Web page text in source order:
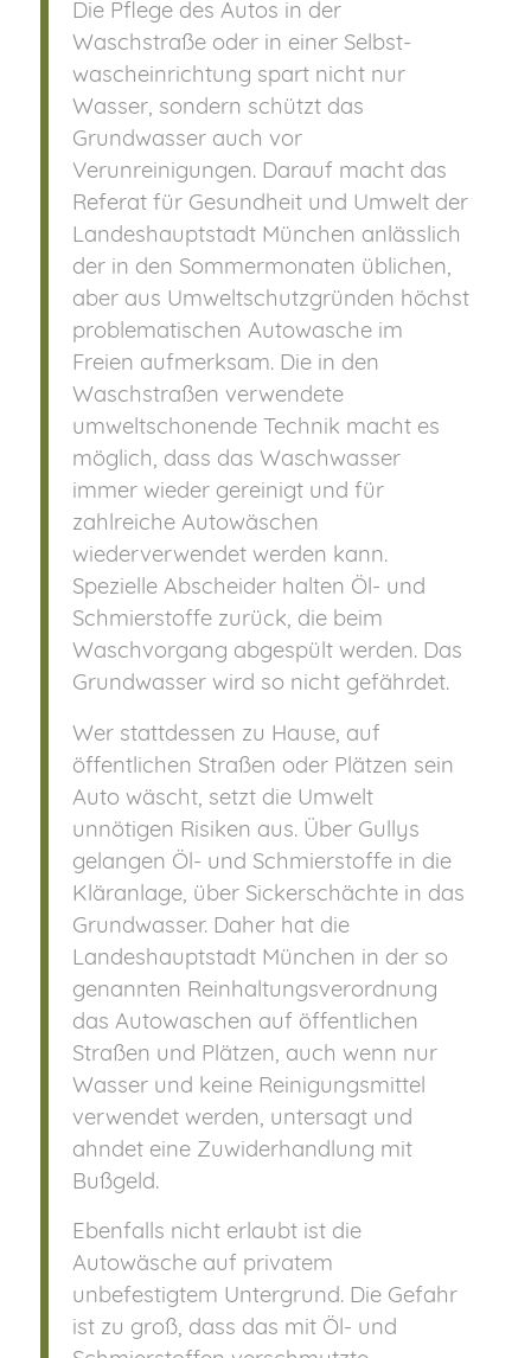
Die Pflege des Autos in der
Waschstraße oder in einer Selbst­
wasch­ein­rich­tung spart nicht nur
Wasser, sondern schützt das
Grundwasser auch vor
Verunreinigungen. Darauf macht das
Referat für Gesundheit und Umwelt der
Landeshauptstadt München anlässlich
der in den Sommermonaten üblichen,
aber aus Umweltschutzgründen höchst
problematischen Autowasche im
Freien aufmerksam. Die in den
Waschstraßen verwendete
umweltschonende Technik macht es
möglich, dass das Waschwasser
immer wieder gereinigt und für
zahlreiche Autowäschen
wiederverwendet werden kann.
Spezielle Abscheider halten Öl- und
Schmierstoffe zurück, die beim
Waschvorgang abgespült werden. Das
Grundwasser wird so nicht gefährdet.
Wer stattdessen zu Hause, auf
öffentlichen Straßen oder Plätzen sein
Auto wäscht, setzt die Umwelt
unnötigen Risiken aus. Über Gullys
gelangen Öl- und Schmierstoffe in die
Kläranlage, über Sickerschächte in das
Grund­was­ser. Daher hat die
Landeshauptstadt München in der so
genannten Reinhaltungsverordnung
das Autowaschen auf öffentlichen
Straßen und Plätzen, auch wenn nur
Wasser und keine Reinigungsmittel
verwendet werden, untersagt und
ahndet eine Zuwiderhandlung mit
Bußgeld.
Ebenfalls nicht erlaubt ist die
Autowäsche auf privatem
unbefestigtem Untergrund. Die Gefahr
ist zu groß, dass das mit Öl- und